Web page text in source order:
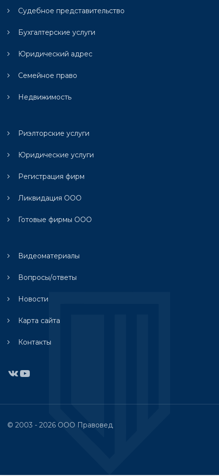
Судебное представительство
Бухгалтерские услуги
Юридический адрес
Семейное право
Недвижимость
Риэлторские услуги
Юридические услуги
Регистрация фирм
Ликвидация ООО
Готовые фирмы ООО
Видеоматериалы
Вопросы/ответы
Новости
Карта сайта
Контакты
ВКонтакте
YouTube
© 2003 - 2026 ООО Правовед